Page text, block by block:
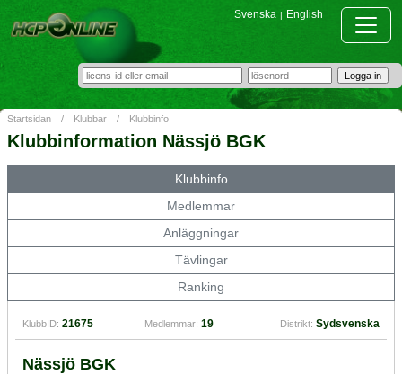
Svenska | English
Startsidan / Klubbar / Klubbinfo
Klubbinformation Nässjö BGK
Klubbinfo
Medlemmar
Anläggningar
Tävlingar
Ranking
KlubbID: 21675 Medlemmar: 19 Distrikt: Sydsvenska
Nässjö BGK